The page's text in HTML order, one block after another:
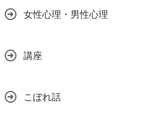
女性心理・男性心理
講座
こぼれ話